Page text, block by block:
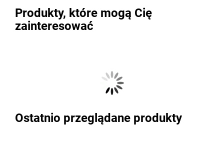
Produkty, które mogą Cię
zainteresować
Ostatnio przeglądane produkty